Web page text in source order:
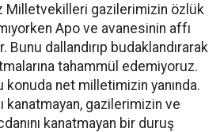
Milletvekilleri gazilerimizin özlük
Apo ve avanesinin affı
Bunu dallandırıp budaklandırarak
tahammül edemiyoruz.
net milletimizin yanında.
kanatmayan, gazilerimizin ve
kanatmayan bir duruş